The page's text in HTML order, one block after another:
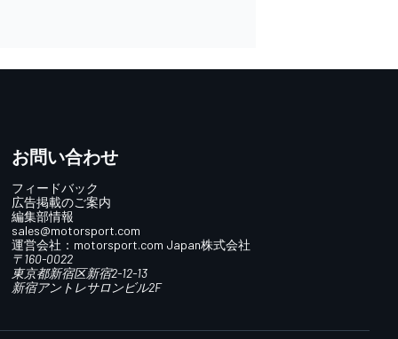
お問い合わせ
フィードバック
広告掲載のご案内
編集部情報
sales@motorsport.com
運営会社： motorsport.com Japan株式会社
〒160-0022
東京都新宿区新宿2-12-13
新宿アントレサロンビル2F